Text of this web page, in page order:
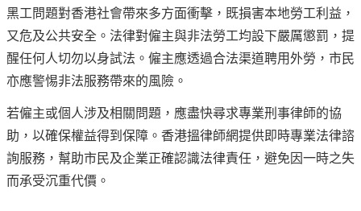
黑工問題對香港社會帶來多方面衝擊，既損害本地勞工利益，
又危及公共安全。法律對僱主與非法勞工均設下嚴厲懲罰，提
醒任何人切勿以身試法。僱主應透過合法渠道聘用外勞，市民
亦應警惕非法服務帶來的風險。
若僱主或個人涉及相關問題，應盡快尋求專業刑事律師的協
助，以確保權益得到保障。香港搵律師網提供即時專業法律諮
詢服務，幫助市民及企業正確認識法律責任，避免因一時之失
而承受沉重代價。